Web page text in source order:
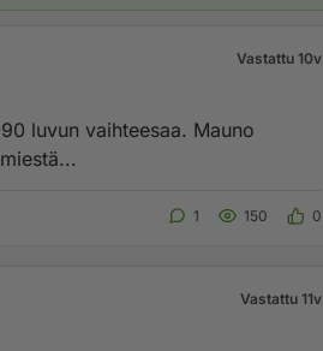
Vastattu 10v
luvun vaihteesaa. Mauno
1 150 0
Vastattu 11v